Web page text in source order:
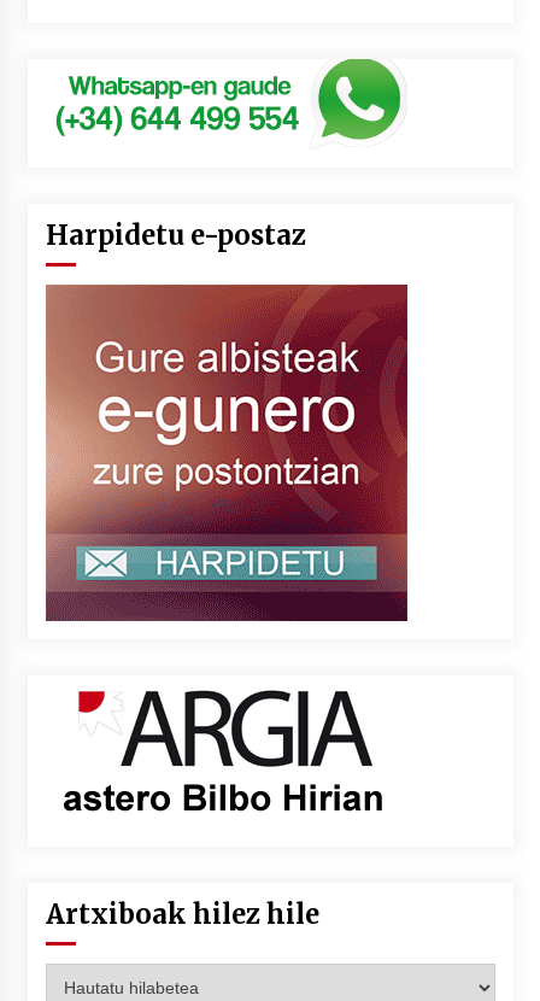
Harpidetu e-postaz
Artxiboak hilez hile